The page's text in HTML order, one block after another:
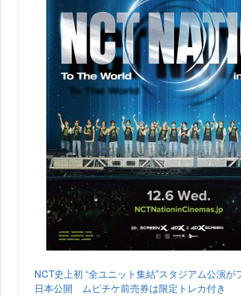
NCT史上初 “全ユニット集結”スタジアム公演
日本公開 ムビチケ前売券は限定トレカ付き